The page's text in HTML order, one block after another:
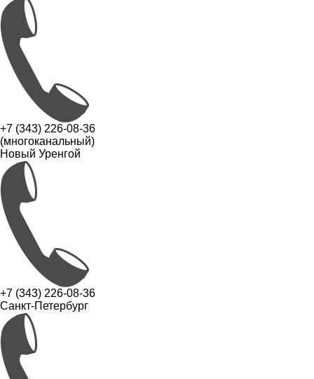
+7 (343) 226-08-36
(многоканальный)
Новый Уренгой
+7 (343) 226-08-36
Санкт-Петербург